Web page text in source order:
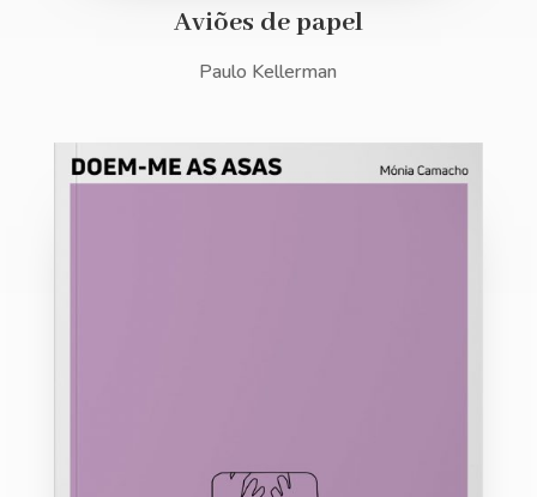
Aviões de papel
Paulo Kellerman